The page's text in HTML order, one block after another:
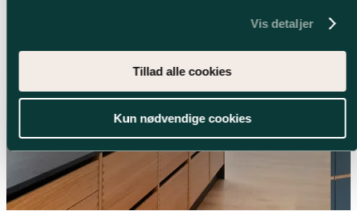
Vis detaljer
Tillad alle cookies
Kun nødvendige cookies